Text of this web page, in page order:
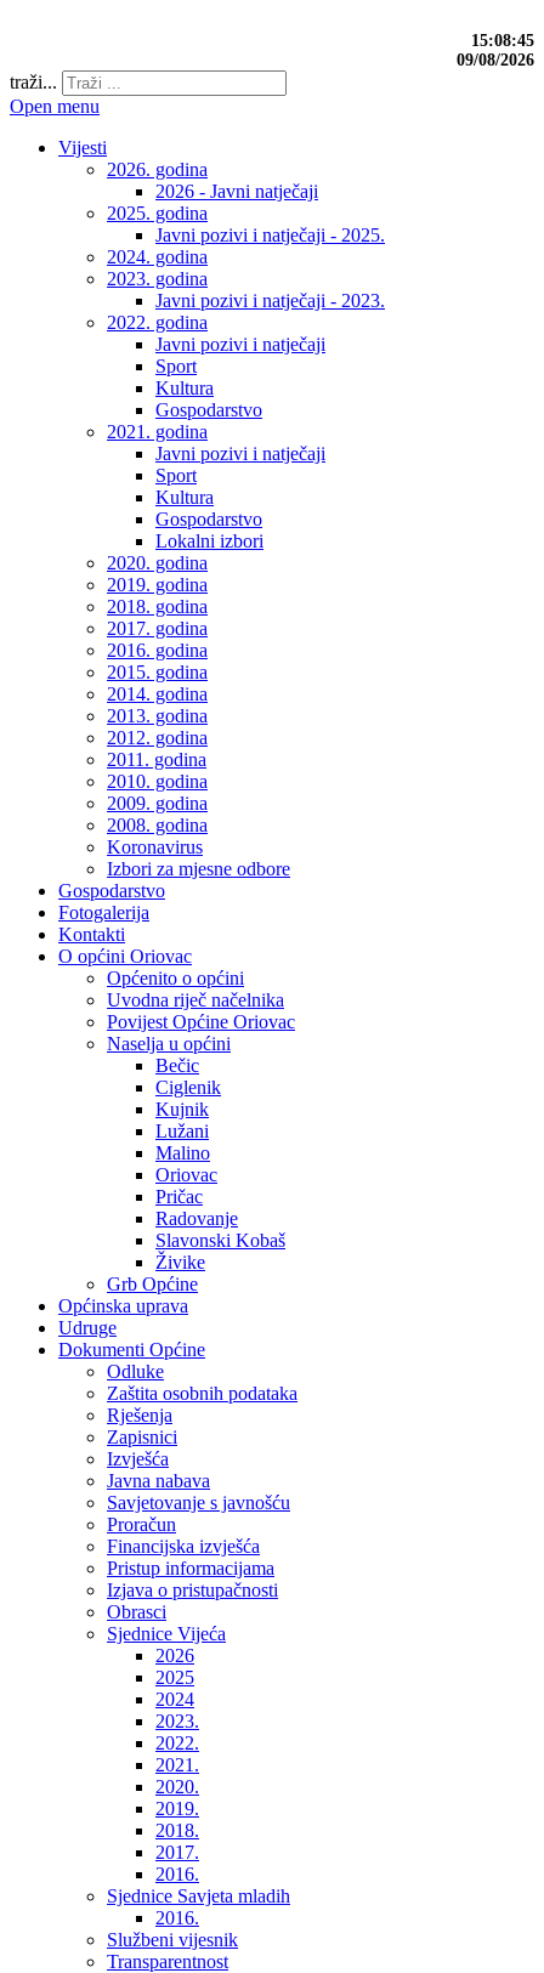
15:08:45
09/08/2026
traži...
Open menu
Vijesti
2026. godina
2026 - Javni natječaji
2025. godina
Javni pozivi i natječaji - 2025.
2024. godina
2023. godina
Javni pozivi i natječaji - 2023.
2022. godina
Javni pozivi i natječaji
Sport
Kultura
Gospodarstvo
2021. godina
Javni pozivi i natječaji
Sport
Kultura
Gospodarstvo
Lokalni izbori
2020. godina
2019. godina
2018. godina
2017. godina
2016. godina
2015. godina
2014. godina
2013. godina
2012. godina
2011. godina
2010. godina
2009. godina
2008. godina
Koronavirus
Izbori za mjesne odbore
Gospodarstvo
Fotogalerija
Kontakti
O općini Oriovac
Općenito o općini
Uvodna riječ načelnika
Povijest Općine Oriovac
Naselja u općini
Bečic
Ciglenik
Kujnik
Lužani
Malino
Oriovac
Pričac
Radovanje
Slavonski Kobaš
Živike
Grb Općine
Općinska uprava
Udruge
Dokumenti Općine
Odluke
Zaštita osobnih podataka
Rješenja
Zapisnici
Izvješća
Javna nabava
Savjetovanje s javnošću
Proračun
Financijska izvješća
Pristup informacijama
Izjava o pristupačnosti
Obrasci
Sjednice Vijeća
2026
2025
2024
2023.
2022.
2021.
2020.
2019.
2018.
2017.
2016.
Sjednice Savjeta mladih
2016.
Službeni vijesnik
Transparentnost